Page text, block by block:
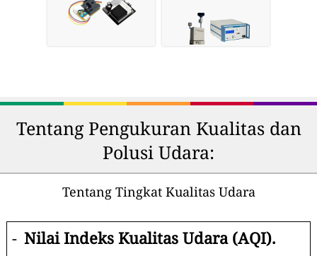
Tentang Pengukuran Kualitas dan
Polusi Udara:
Tentang Tingkat Kualitas Udara
- Nilai Indeks Kualitas Udara (AQI).